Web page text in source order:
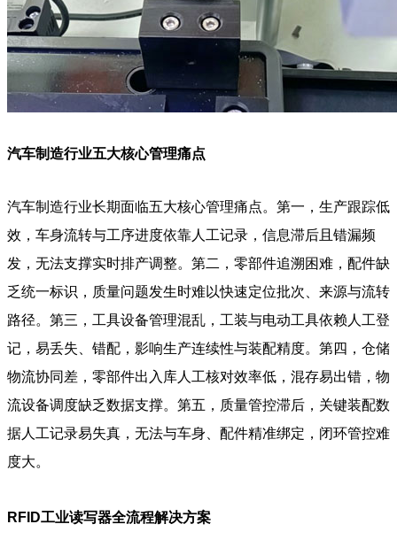
汽车制造行业五大核心管理痛点
汽车制造行业长期面临五大核心管理痛点。第一，生产跟踪低
效，车身流转与工序进度依靠人工记录，信息滞后且错漏频
发，无法支撑实时排产调整。第二，零部件追溯困难，配件缺
乏统一标识，质量问题发生时难以快速定位批次、来源与流转
路径。第三，工具设备管理混乱，工装与电动工具依赖人工登
记，易丢失、错配，影响生产连续性与装配精度。第四，仓储
物流协同差，零部件出入库人工核对效率低，混存易出错，物
流设备调度缺乏数据支撑。第五，质量管控滞后，关键装配数
据人工记录易失真，无法与车身、配件精准绑定，闭环管控难
度大。
RFID工业读写器全流程解决方案